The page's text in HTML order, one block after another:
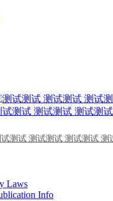
测试 测试测试 测试测试 测
Laws
Info